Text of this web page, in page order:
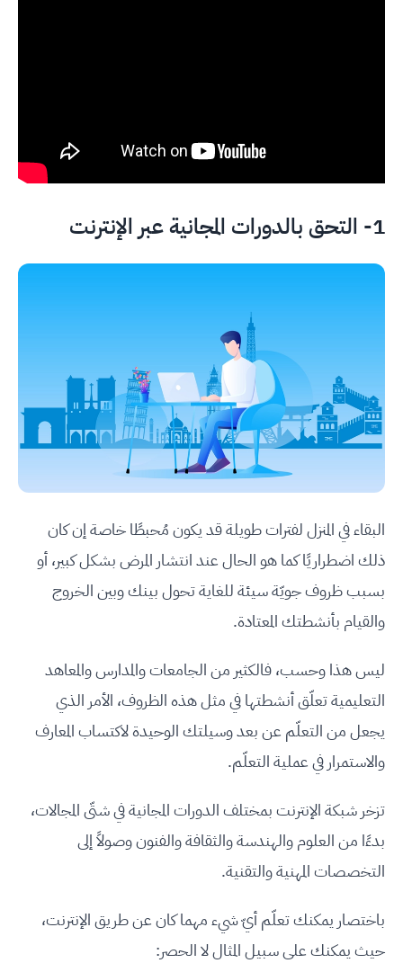
1- التحق بالدورات المجانية عبر الإنترنت
البقاء في المنزل لفترات طويلة قد يكون مُحبطًا خاصة إن كان
ذلك اضطراريًا كما هو الحال عند انتشار المرض بشكل كبير، أو
بسبب ظروف جويّة سيئة للغاية تحول بينك وبين الخروج
والقيام بأنشطتك المعتادة.
ليس هذا وحسب، فالكثير من الجامعات والمدارس والمعاهد
التعليمية تعلّق أنشطتها في مثل هذه الظروف، الأمر الذي
يجعل من التعلّم عن بعد وسيلتك الوحيدة لاكتساب المعارف
والاستمرار في عملية التعلّم.
تزخر شبكة الإنترنت بمختلف الدورات المجانية في شتّى المجالات،
بدءًا من العلوم والهندسة والثقافة والفنون وصولاً إلى
التخصصات المهنية والتقنية.
باختصار يمكنك تعلّم أيّ شيء مهما كان عن طريق الإنترنت،
حيث يمكنك على سبيل المثال لا الحصر: